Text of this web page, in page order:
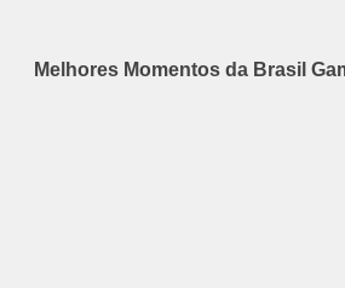
Melhores Momentos da Brasil